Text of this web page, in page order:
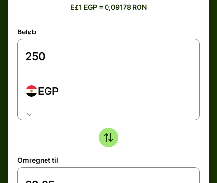
E£1 EGP = 0,09178 RON
Beløb
EGP
Omregnet til